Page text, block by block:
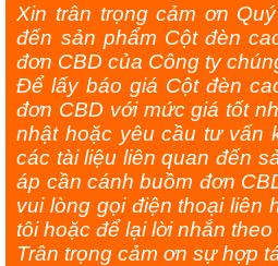
Xin trân trọng cảm ơn
đến sản phẩm Cột đèn
đơn CBD của Công ty
Để lấy báo giá Cột đèn
đơn CBD với mức giá tốt
nhật hoặc yêu cầu tư vấn
các tài liệu liên quan đến
áp cần cánh buồm đơn
vui lòng gọi điện thoại liên
tôi hoặc để lại lời nhắn
Trân trọng cảm ơn sự hợp